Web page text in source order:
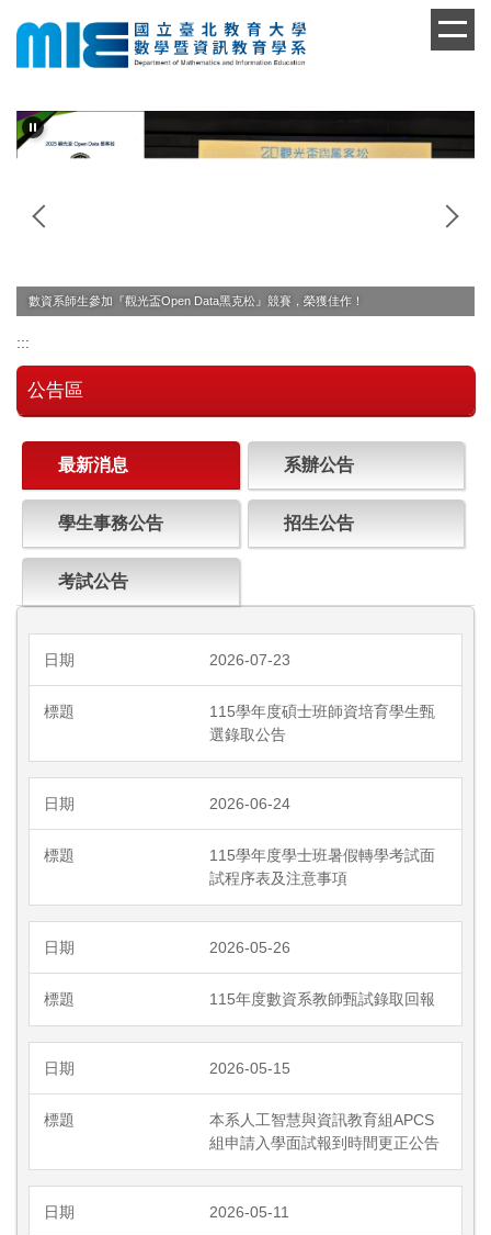
到
內
容
區
數資系師生參加『觀光盃Open Data黑克松』競賽，榮獲佳作！
:::
公告區
最新消息 系辦公告
學生事務公告 招生公告
考試公告
2026-07-23
115學年度碩士班師資培育學生甄
選錄取公告
2026-06-24
115學年度學士班暑假轉學考試面
試程序表及注意事項
2026-05-26
115年度數資系教師甄試錄取回報
2026-05-15
本系人工智慧與資訊教育組APCS
組申請入學面試報到時間更正公告
2026-05-11